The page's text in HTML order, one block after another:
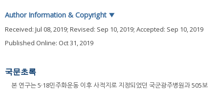
Author Information & Copyright ▼
Received: Jul 08, 2019; Revised: Sep 10, 2019; Accepted: Sep 10, 2019
Published Online: Oct 31, 2019
국문초록
본 연구는 5·18민주화운동 이후 사적지로 지정되었던 국군광주병원과 505보